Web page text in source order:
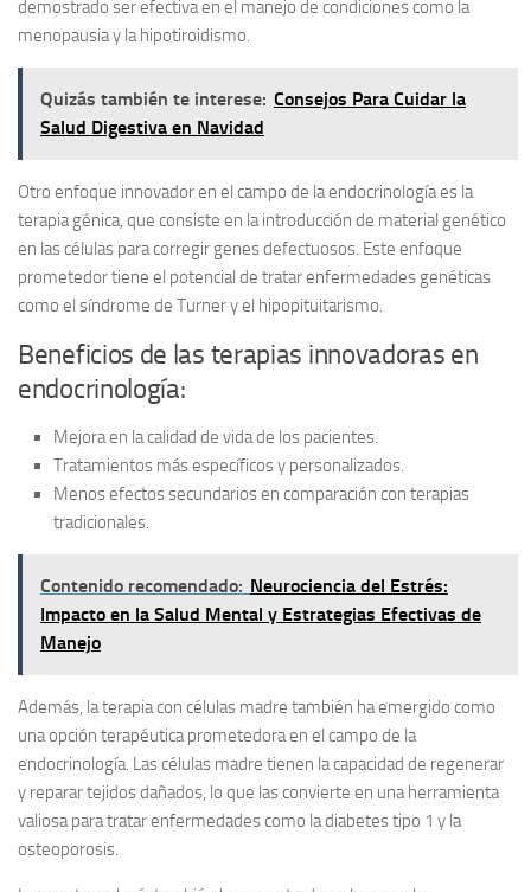
demostrado ser efectiva en el manejo de condiciones como la
menopausia y la hipotiroidismo.
Quizás también te interese: Consejos Para Cuidar la
Salud Digestiva en Navidad
Otro enfoque innovador en el campo de la endocrinología es la
terapia génica, que consiste en la introducción de material genético
en las células para corregir genes defectuosos. Este enfoque
prometedor tiene el potencial de tratar enfermedades genéticas
como el síndrome de Turner y el hipopituitarismo.
Beneficios de las terapias innovadoras en
endocrinología:
Mejora en la calidad de vida de los pacientes.
Tratamientos más específicos y personalizados.
Menos efectos secundarios en comparación con terapias
tradicionales.
Contenido recomendado: Neurociencia del Estrés:
Impacto en la Salud Mental y Estrategias Efectivas de
Manejo
Además, la terapia con células madre también ha emergido como
una opción terapéutica prometedora en el campo de la
endocrinología. Las células madre tienen la capacidad de regenerar
y reparar tejidos dañados, lo que las convierte en una herramienta
valiosa para tratar enfermedades como la diabetes tipo 1 y la
osteoporosis.